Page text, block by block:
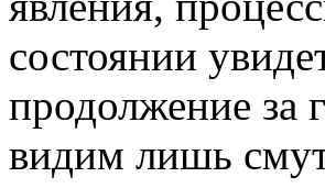
состоянии
продолжение за
видим лишь